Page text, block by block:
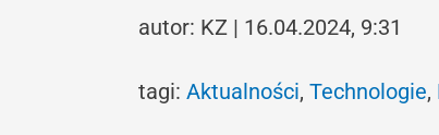
autor: KZ | 16.04.2024, 9:31
tagi: Aktualności, Technologie,